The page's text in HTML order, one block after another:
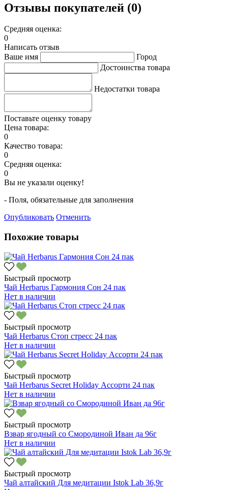
Отзывы покупателей (0)
Средняя оценка:
0
Написать отзыв
Ваше имя
Город
Достоинства товара
Недостатки товара
Поставьте оценку товару
Цена товара:
0
Качество товара:
0
Средняя оценка:
0
Вы не указали оценку!
- Поля, обязательные для заполнения
Опубликовать Отменить
Похожие товары
Быстрый просмотр
Чай Herbarus Гармония Сон 24 пак
Нет в наличии
Быстрый просмотр
Чай Herbarus Стоп стресс 24 пак
Нет в наличии
Быстрый просмотр
Чай Herbarus Secret Holiday Ассорти 24 пак
Нет в наличии
Быстрый просмотр
Взвар ягодный со Смородиной Иван да 96г
Нет в наличии
Быстрый просмотр
Чай алтайский Для медитации Istok Lab 36,9г